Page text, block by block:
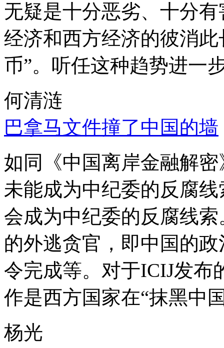
无疑是十分恶劣、十分
经济和西方经济的彼消
币”。听任这种趋势进一
何清涟
巴拿马文件撞了中国的墙
如同《中国离岸金融解
未能成为中纪委的反腐
会成为中纪委的反腐线
的外逃贪官，即中国的
令完成等。对于ICIJ发布
作是西方国家在“抹黑中
杨光